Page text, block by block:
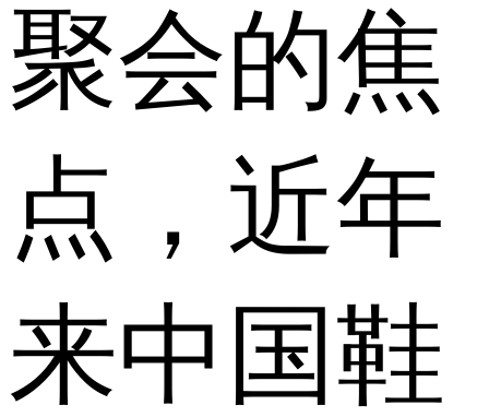
聚会的焦
点，近年
来中国鞋